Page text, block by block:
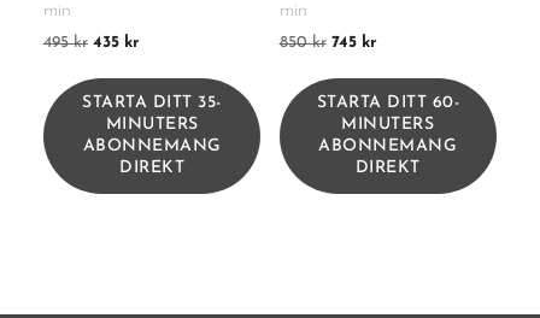
min
495kr Det
priset
var:
495 kr.
435 krDet
priset
är:
435 kr.
STARTA DITT 35-
MINUTERS
ABONNEMANG
DIREKT
min
850kr Det
priset
var:
850 kr.
745 krDet
priset
är:
745 kr.
STARTA DITT 60-
MINUTERS
ABONNEMANG
DIREKT